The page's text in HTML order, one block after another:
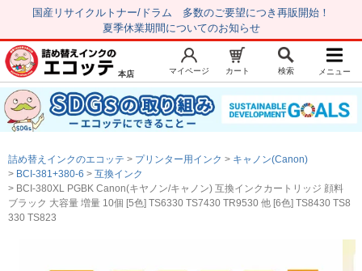
国産リサイクルトナー/ドラム 多数のご要望につき再販開始！
夏季休業期間についてのお知らせ
新規会員登録 マイページ
トップページ お気に入り
注文履歴 レビュー履歴
はじめての方へ
本店 マイページ カート 検索 メニュー
詰め替えインクのエコッテ プリンター用インク
キャノン(Canon)
BCI-381+380-6
互換インク
BCI-380XL PGBK Canon(キヤノン/キャノン) 互換インクカートリッジ 顔料
ブラック 大容量 増量 10個 [5色] TS6330 TS7430 TR9530 他 [6色] TS8430 TS8
330 TS823